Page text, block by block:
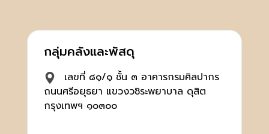
กลุ่มคลังและพัสดุ
เลขที่ ๘๑/๑ ชั้น ๓ อาคารกรมศิลปากร
ถนนศรีอยุธยา แขวงวชิระพยาบาล ดุสิต
กรุงเทพฯ ๑๐๓๐๐